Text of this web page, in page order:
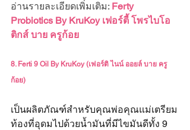
อ่านรายละเอียดเพิ่มเติม: Ferty
Probiotics By KruKoy เฟอร์ตี้ โพรไบโอ
ติกส์ บาย ครูก้อย
8. Ferti 9 Oil By KruKoy (เฟอร์ติ ไนน์ ออยล์ บาย ครู
ก้อย)
เป็นผลิตภัณฑ์สำหรับคุณพ่อคุณแม่เตรียม
ท้องที่อุดมไปด้วยน้ำมันที่มีไขมันดีทั้ง 9